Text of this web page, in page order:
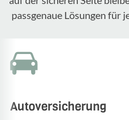
passgenaue Lösungen für
Autoversicherung